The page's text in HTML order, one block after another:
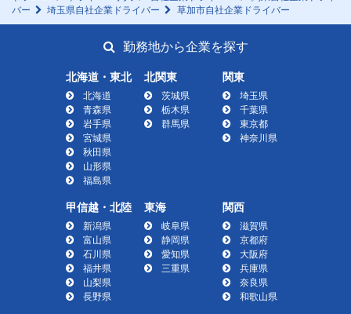
バー
埼玉県自社企業ドライバー 草加市自社企業ドライバー
勤務地から企業を探す
北海道・東北
北海道
青森県
岩手県
宮城県
秋田県
山形県
福島県
北関東
茨城県
栃木県
群馬県
関東
埼玉県
千葉県
東京都
神奈川県
甲信越・北陸
新潟県
富山県
石川県
福井県
山梨県
長野県
東海
岐阜県
静岡県
愛知県
三重県
関西
滋賀県
京都府
大阪府
兵庫県
奈良県
和歌山県